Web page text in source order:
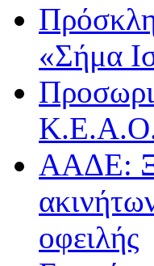
«Σήμα
Κ.Ε.Α.Ο.
ΑΑΔΕ:
οφειλής